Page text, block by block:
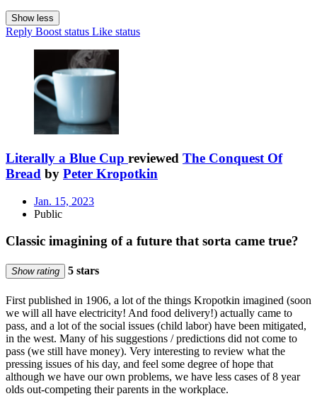
Show less
Reply Boost status Like status
Literally a Blue Cup reviewed The Conquest Of
Bread by Peter Kropotkin
Jan. 15, 2023
Public
Classic imagining of a future that sorta came true?
Show rating 5 stars
First published in 1906, a lot of the things Kropotkin imagined (soon
we will all have electricity! And food delivery!) actually came to
pass, and a lot of the social issues (child labor) have been mitigated,
in the west. Many of his suggestions / predictions did not come to
pass (we still have money). Very interesting to review what the
pressing issues of his day, and feel some degree of hope that
although we have our own problems, we have less cases of 8 year
olds out-competing their parents in the workplace.